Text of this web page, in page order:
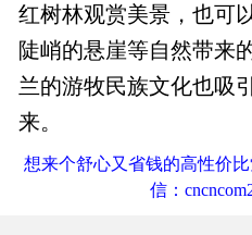
红树林观赏美景，也可
陡峭的悬崖等自然带来
兰的游牧民族文化也吸
来。
想来个舒心又省钱的高性价
信：